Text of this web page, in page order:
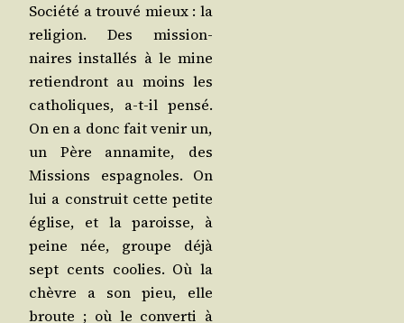
Socié­té a trou­vé mieux : la
reli­gion. Des mis­sion­
naires ins­tal­lés à le mine
retien­dront au moins les
catho­liques, a‑t-il pen­sé.
On en a donc fait venir un,
un Père anna­mite, des
Mis­sions espa­gnoles. On
lui a construit cette petite
église, et la paroisse, à
peine née, groupe déjà
sept cents coo­lies. Où la
chèvre a son pieu, elle
broute ; où le conver­ti à